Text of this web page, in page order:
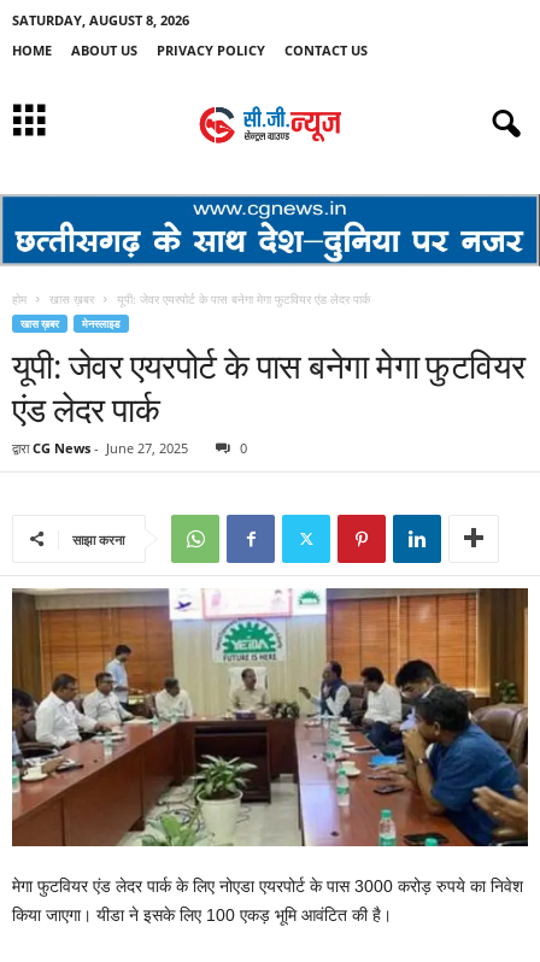
SATURDAY, AUGUST 8, 2026
HOME
ABOUT US PRIVACY POLICY CONTACT US
होम खास ख़बर यूपी: जेवर एयरपोर्ट के पास बनेगा मेगा फुटवियर एंड लेदर पार्क
खास ख़बर मेनस्लाइड
यूपी: जेवर एयरपोर्ट के पास बनेगा मेगा फुटवियर
एंड लेदर पार्क
द्वारा CG News - June 27, 2025 0
साझा करना
मेगा फुटवियर एंड लेदर पार्क के लिए नोएडा एयरपोर्ट के पास 3000 करोड़ रुपये का निवेश
किया जाएगा। यीडा ने इसके लिए 100 एकड़ भूमि आवंटित की है।